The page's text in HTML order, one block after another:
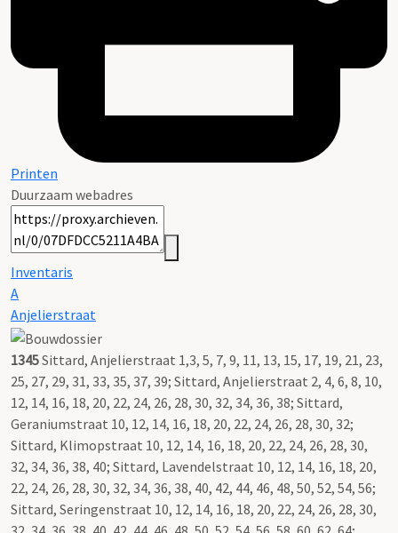
Printen
Duurzaam webadres
Inventaris
A
Anjelierstraat
1345Sittard, Anjelierstraat 1,3, 5, 7, 9, 11, 13, 15, 17, 19, 21, 23,
25, 27, 29, 31, 33, 35, 37, 39; Sittard, Anjelierstraat 2, 4, 6, 8, 10,
12, 14, 16, 18, 20, 22, 24, 26, 28, 30, 32, 34, 36, 38; Sittard,
Geraniumstraat 10, 12, 14, 16, 18, 20, 22, 24, 26, 28, 30, 32;
Sittard, Klimopstraat 10, 12, 14, 16, 18, 20, 22, 24, 26, 28, 30,
32, 34, 36, 38, 40; Sittard, Lavendelstraat 10, 12, 14, 16, 18, 20,
22, 24, 26, 28, 30, 32, 34, 36, 38, 40, 42, 44, 46, 48, 50, 52, 54, 56;
Sittard, Seringenstraat 10, 12, 14, 16, 18, 20, 22, 24, 26, 28, 30,